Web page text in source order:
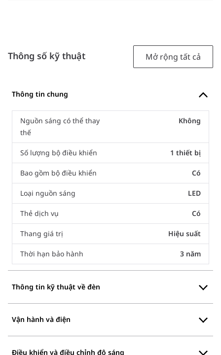
Thông số kỹ thuật Mở rộng tất cả
Thông tin chung
Nguồn sáng có thể thay
thế
Không
Số lượng bộ điều khiển 1 thiết bị
Bao gồm bộ điều khiển Có
Loại nguồn sáng LED
Thẻ dịch vụ Có
Thang giá trị Hiệu suất
Thời hạn bảo hành 3 năm
Thông tin kỹ thuật về đèn
Vận hành và điện
Điều khiển và điều chỉnh độ sáng